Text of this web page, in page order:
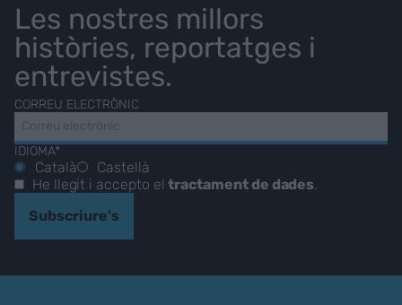
Les nostres millors
històries, reportatges i
entrevistes.
CORREU ELECTRÒNIC
IDIOMA*
Català
Castellà
He llegit i accepto eltractament de dades.
Subscriure's